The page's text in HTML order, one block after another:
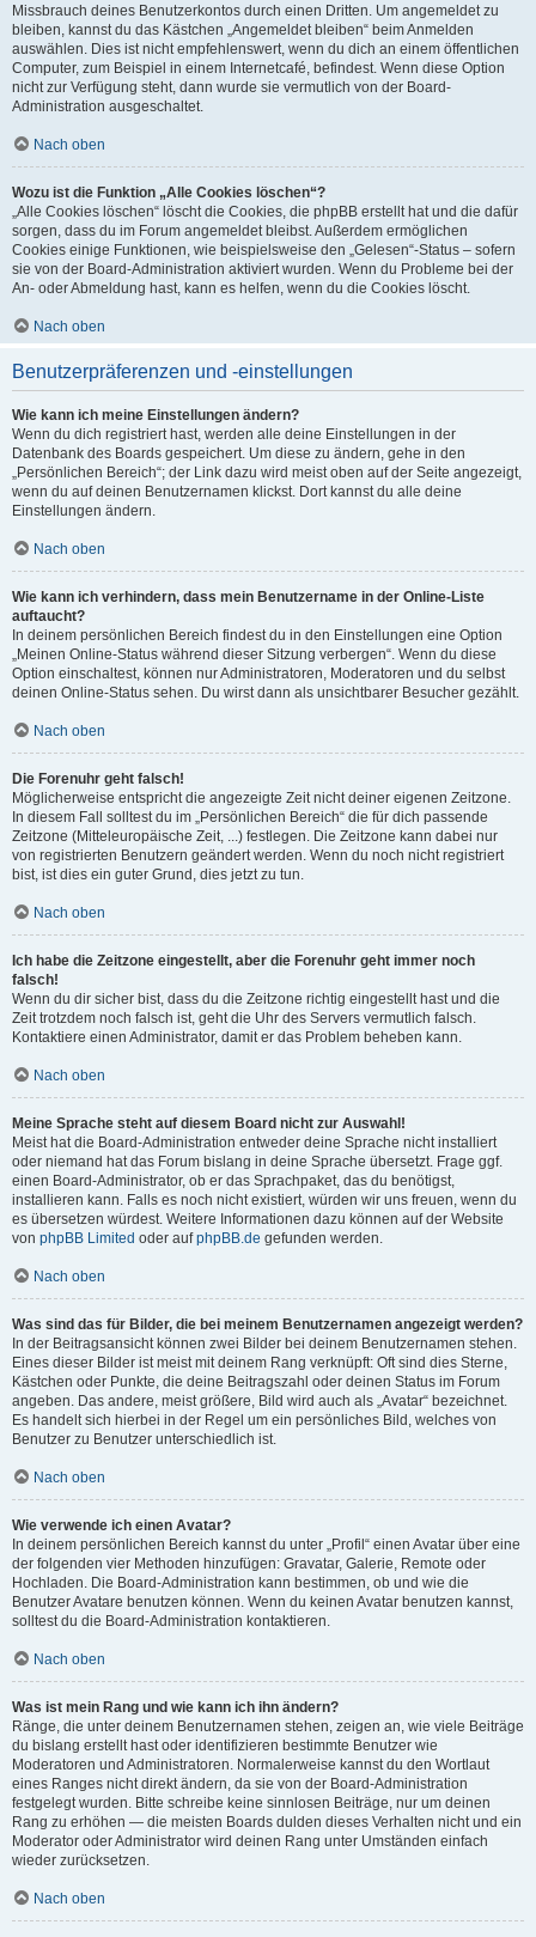
Missbrauch deines Benutzerkontos durch einen Dritten. Um angemeldet zu
bleiben, kannst du das Kästchen „Angemeldet bleiben“ beim Anmelden
auswählen. Dies ist nicht empfehlenswert, wenn du dich an einem öffentlichen
Computer, zum Beispiel in einem Internetcafé, befindest. Wenn diese Option
nicht zur Verfügung steht, dann wurde sie vermutlich von der Board-
Administration ausgeschaltet.
Nach oben
Wozu ist die Funktion „Alle Cookies löschen“?
„Alle Cookies löschen“ löscht die Cookies, die phpBB erstellt hat und die dafür
sorgen, dass du im Forum angemeldet bleibst. Außerdem ermöglichen
Cookies einige Funktionen, wie beispielsweise den „Gelesen“-Status – sofern
sie von der Board-Administration aktiviert wurden. Wenn du Probleme bei der
An- oder Abmeldung hast, kann es helfen, wenn du die Cookies löscht.
Nach oben
Benutzerpräferenzen und -einstellungen
Wie kann ich meine Einstellungen ändern?
Wenn du dich registriert hast, werden alle deine Einstellungen in der
Datenbank des Boards gespeichert. Um diese zu ändern, gehe in den
„Persönlichen Bereich“; der Link dazu wird meist oben auf der Seite angezeigt,
wenn du auf deinen Benutzernamen klickst. Dort kannst du alle deine
Einstellungen ändern.
Nach oben
Wie kann ich verhindern, dass mein Benutzername in der Online-Liste
auftaucht?
In deinem persönlichen Bereich findest du in den Einstellungen eine Option
„Meinen Online-Status während dieser Sitzung verbergen“. Wenn du diese
Option einschaltest, können nur Administratoren, Moderatoren und du selbst
deinen Online-Status sehen. Du wirst dann als unsichtbarer Besucher gezählt.
Nach oben
Die Forenuhr geht falsch!
Möglicherweise entspricht die angezeigte Zeit nicht deiner eigenen Zeitzone.
In diesem Fall solltest du im „Persönlichen Bereich“ die für dich passende
Zeitzone (Mitteleuropäische Zeit, ...) festlegen. Die Zeitzone kann dabei nur
von registrierten Benutzern geändert werden. Wenn du noch nicht registriert
bist, ist dies ein guter Grund, dies jetzt zu tun.
Nach oben
Ich habe die Zeitzone eingestellt, aber die Forenuhr geht immer noch
falsch!
Wenn du dir sicher bist, dass du die Zeitzone richtig eingestellt hast und die
Zeit trotzdem noch falsch ist, geht die Uhr des Servers vermutlich falsch.
Kontaktiere einen Administrator, damit er das Problem beheben kann.
Nach oben
Meine Sprache steht auf diesem Board nicht zur Auswahl!
Meist hat die Board-Administration entweder deine Sprache nicht installiert
oder niemand hat das Forum bislang in deine Sprache übersetzt. Frage ggf.
einen Board-Administrator, ob er das Sprachpaket, das du benötigst,
installieren kann. Falls es noch nicht existiert, würden wir uns freuen, wenn du
es übersetzen würdest. Weitere Informationen dazu können auf der Website
von phpBB Limited oder aufphpBB.de gefunden werden.
Nach oben
Was sind das für Bilder, die bei meinem Benutzernamen angezeigt werden?
In der Beitragsansicht können zwei Bilder bei deinem Benutzernamen stehen.
Eines dieser Bilder ist meist mit deinem Rang verknüpft: Oft sind dies Sterne,
Kästchen oder Punkte, die deine Beitragszahl oder deinen Status im Forum
angeben. Das andere, meist größere, Bild wird auch als „Avatar“ bezeichnet.
Es handelt sich hierbei in der Regel um ein persönliches Bild, welches von
Benutzer zu Benutzer unterschiedlich ist.
Nach oben
Wie verwende ich einen Avatar?
In deinem persönlichen Bereich kannst du unter „Profil“ einen Avatar über eine
der folgenden vier Methoden hinzufügen: Gravatar, Galerie, Remote oder
Hochladen. Die Board-Administration kann bestimmen, ob und wie die
Benutzer Avatare benutzen können. Wenn du keinen Avatar benutzen kannst,
solltest du die Board-Administration kontaktieren.
Nach oben
Was ist mein Rang und wie kann ich ihn ändern?
Ränge, die unter deinem Benutzernamen stehen, zeigen an, wie viele Beiträge
du bislang erstellt hast oder identifizieren bestimmte Benutzer wie
Moderatoren und Administratoren. Normalerweise kannst du den Wortlaut
eines Ranges nicht direkt ändern, da sie von der Board-Administration
festgelegt wurden. Bitte schreibe keine sinnlosen Beiträge, nur um deinen
Rang zu erhöhen — die meisten Boards dulden dieses Verhalten nicht und ein
Moderator oder Administrator wird deinen Rang unter Umständen einfach
wieder zurücksetzen.
Nach oben